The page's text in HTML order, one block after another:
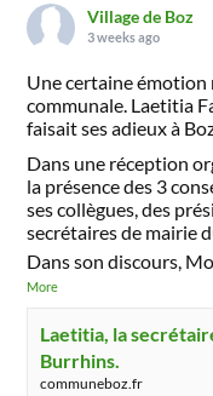
Village de Boz
3 weeks ago
Une certaine émotion
communale. Laetitia
faisait ses adieux à
Dans une réception
la présence des 3
ses collègues, des
secrétaires de mairie
Dans son discours,
More
Laetitia, la
Burrhins.
communeboz.fr